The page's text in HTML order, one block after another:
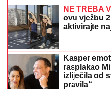
NE TREBA
ovu vježbu
aktivirajte
Kasper
rasplakao
izliječila od
pravila“